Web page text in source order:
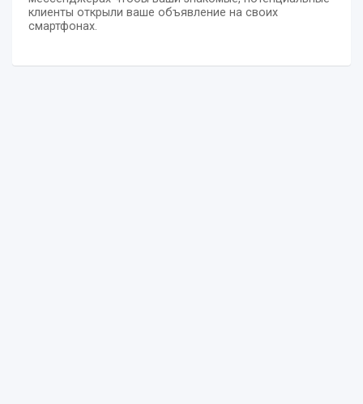
клиенты открыли ваше объявление на своих
смартфонах.